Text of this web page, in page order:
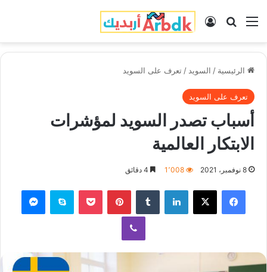
القائمة بحث عنتسجيل الدخول
الرئيسية / السويد / تعرف على السويد
تعرف على السويد
أسباب تصدر السويد لمؤشرات
الابتكار العالمية
8 نوفمبر، 2021 1٬008
فيسبوك لينكدإن بينتيريست سكايب
ڤايبر